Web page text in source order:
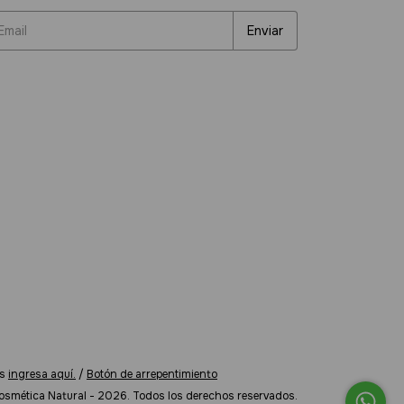
ingresa aquí. / Botón de arrepentimiento
Natural - 2026. Todos los derechos reservados.